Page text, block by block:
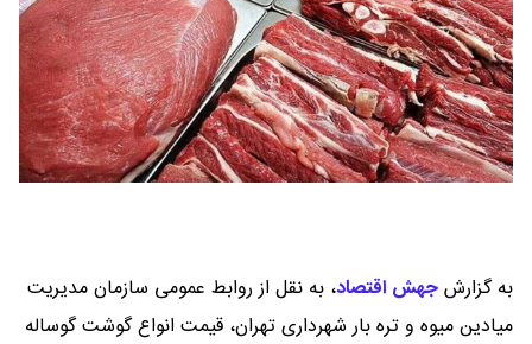
به گزارشجهش اقتصاد، به نقل از روابط عمومی سازمان مدیریت
میادین میوه و تره بار شهرداری تهران، قیمت انواع گوشت گوساله